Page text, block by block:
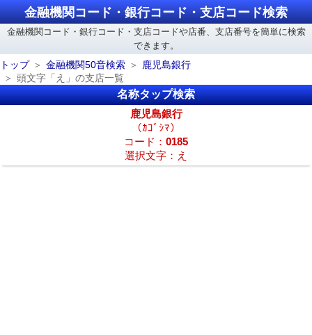
金融機関コード・銀行コード・支店コード検索
金融機関コード・銀行コード・支店コードや店番、支店番号を簡単に検索
できます。
トップ
金融機関50音検索
鹿児島銀行
頭文字「え」の支店一覧
名称タップ検索
鹿児島銀行
（ｶｺﾞｼﾏ）
コード： 0185
選択文字：え